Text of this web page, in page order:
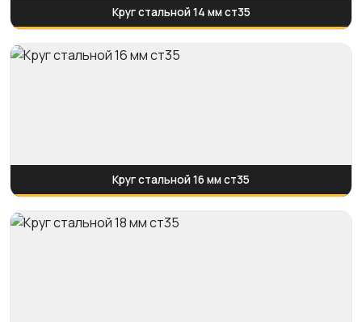
Круг стальной 14 мм ст35
Круг стальной 16 мм ст35